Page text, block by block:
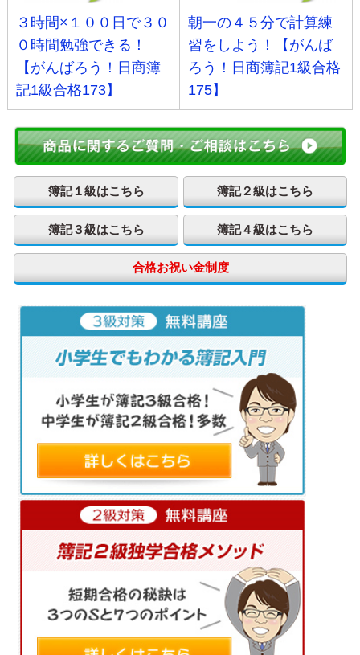
３時間×１００日で３０
０時間勉強できる！
【がんばろう！日商簿
記1級合格173】
朝一の４５分で計算練
習をしよう！【がんば
ろう！日商簿記1級合格
175】
簿記１級はこちら 簿記２級はこちら
簿記３級はこちら 簿記４級はこちら
合格お祝い金制度